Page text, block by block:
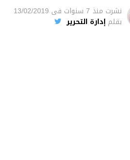
نشرت منذ 7 سنوات فى 13/02/2019
بقلم إدارة التحرير